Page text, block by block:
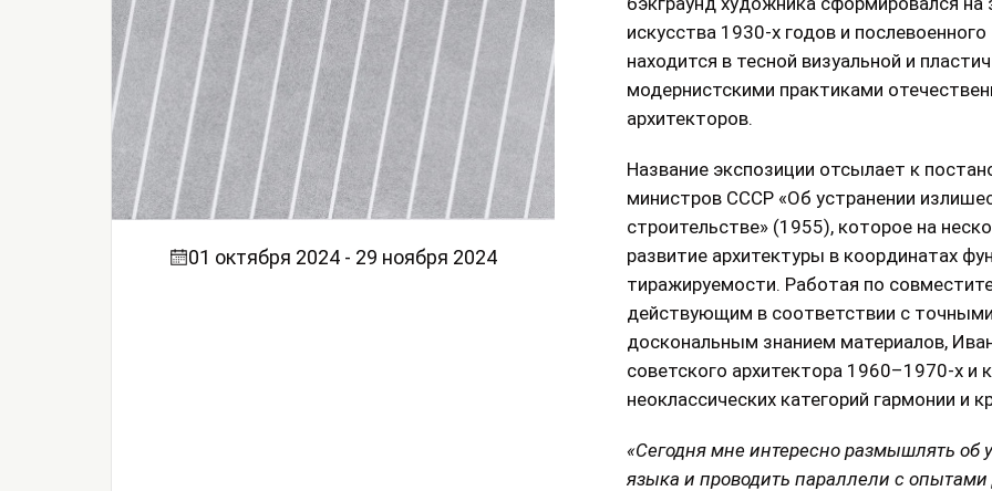
01 октября 2024 - 29 ноября 2024
искусства 1930-х годов и
находится в тесной визуальной и
модернистскими практиками
архитекторов.
Название экспозиции отсылает к
министров СССР «Об устранении
строительстве» (1955), которое на
развитие архитектуры в координатах
тиражируемости. Работая по
действующим в соответствии с
доскональным знанием материалов,
советского архитектора 1960–1970-х и
неоклассических категорий гармонии и
«Сегодня мне интересно размышлять об
языка и проводить параллели с